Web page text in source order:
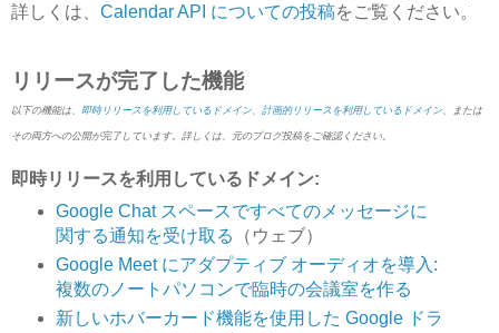
詳しくは、 Calendar API についての投稿をご覧ください。
リリースが完了した機能
以下の機能は、 即時リリースを利用しているドメイン、計画的リリースを利用しているドメイン 、または
その両方への公開が完了しています。詳しくは、元のブログ投稿をご確認ください。
即時リリースを利用しているドメイン:
Google Chat スペースですべてのメッセージに
関する通知を受け取る （ウェブ）
Google Meet にアダプティブ オーディオを導入:
複数のノートパソコンで臨時の会議室を作る
新しいホバーカード機能を使用した Google ドラ